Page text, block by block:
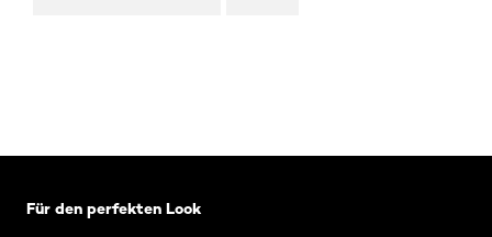
Für den perfekten Look